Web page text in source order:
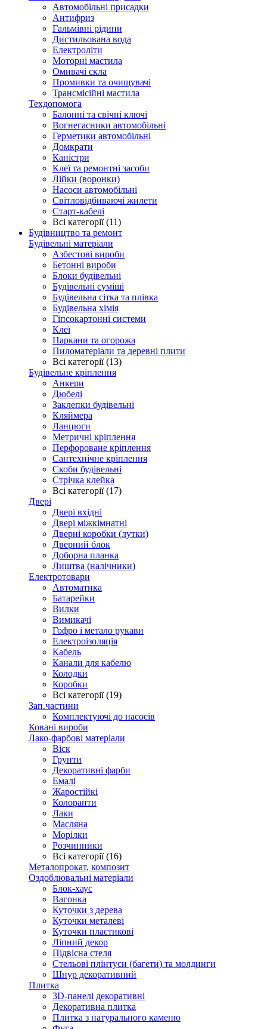
Автомобільні присадки
Антифриз
Гальмівні рідини
Дистильована вода
Електроліти
Моторні мастила
Омивачі скла
Промивки та очищувачі
Трансмісійні мастила
Техдопомога
Балонні та свічні ключі
Вогнегасники автомобільні
Герметики автомобільні
Домкрати
Каністри
Клеї та ремонтні засоби
Лійки (воронки)
Насоси автомобільні
Світловідбиваючі жилети
Старт-кабелі
Всі категорії (11)
Будівництво та ремонт
Будівельні матеріали
Азбестові вироби
Бетонні вироби
Блоки будівельні
Будівельні суміші
Будівельна сітка та плівка
Будівельна хімія
Гіпсокартонні системи
Клеї
Паркани та огорожа
Пиломатеріали та деревні плити
Всі категорії (13)
Будівельне кріплення
Анкери
Дюбелі
Заклепки будівельні
Кляймера
Ланцюги
Метричні кріплення
Перфороване кріплення
Сантехнічне кріплення
Скоби будівельні
Стрічка клейка
Всі категорії (17)
Двері
Двері вхідні
Двері міжкімнатні
Дверні коробки (лутки)
Дверний блок
Доборна планка
Лиштва (налічники)
Електротовари
Автоматика
Батарейки
Вилки
Вимикачі
Гофро і метало рукави
Електроізоляція
Кабель
Канали для кабелю
Колодки
Коробки
Всі категорії (19)
Зап.частини
Комплектуючі до насосів
Ковані вироби
Лако-фарбові матеріали
Віск
Грунти
Декоративні фарби
Емалі
Жаростійкі
Колоранти
Лаки
Масляна
Морілки
Розчинники
Всі категорії (16)
Металопрокат, композит
Оздоблювальні матеріали
Блок-хаус
Вагонка
Куточки з дерева
Куточки металеві
Куточки пластикові
Ліпний декор
Підвісна стеля
Стельові плінтуси (багети) та молдинги
Шнур декоративний
Плитка
3D-панелі декоративні
Декоративна плитка
Плитка з натурального каменю